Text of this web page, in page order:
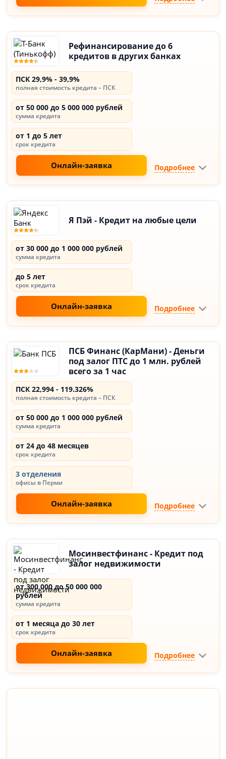
Рефинансирование до 6
кредитов в других банках
ПСК 29,9% - 39,9%
полная стоимость кредита – ПСК
от 50 000 до 5 000 000 рублей
сумма кредита
от 1 до 5 лет
срок кредита
Онлайн-заявка Подробнее
Я Пэй - Кредит на любые цели
от 30 000 до 1 000 000 рублей
сумма кредита
до 5 лет
срок кредита
Онлайн-заявка Подробнее
ПСБ Финанс (КарМани) - Деньги
под залог ПТС до 1 млн. рублей
всего за 1 час
ПСК 22,994 - 119.326%
полная стоимость кредита – ПСК
от 50 000 до 1 000 000 рублей
сумма кредита
от 24 до 48 месяцев
срок кредита
3 отделения
офисы в Перми
Онлайн-заявка Подробнее
Мосинвестфинанс - Кредит под
залог недвижимости
от 300 000 до 50 000 000
рублей
сумма кредита
от 1 месяца до 30 лет
срок кредита
Онлайн-заявка Подробнее